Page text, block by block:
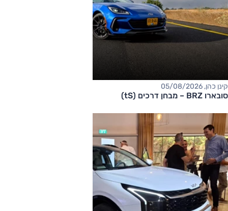
קינן כהן, 05/08/2026
סובארו BRZ – מבחן דרכים (tS)